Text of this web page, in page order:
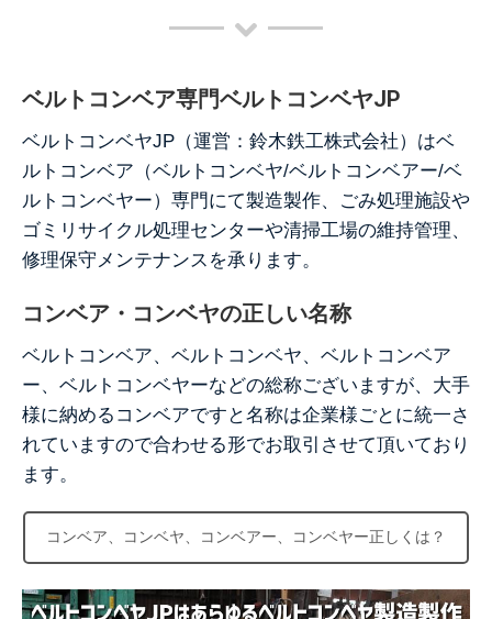
ベルトコンベア専門ベルトコンベヤJP
ベルトコンベヤJP（運営：鈴木鉄工株式会社）はベ
ルトコンベア（ベルトコンベヤ/ベルトコンベアー/ベ
ルトコンベヤー）専門にて製造製作、ごみ処理施設や
ゴミリサイクル処理センターや清掃工場の維持管理、
修理保守メンテナンスを承ります。
コンベア・コンベヤの正しい名称
ベルトコンベア、ベルトコンベヤ、ベルトコンベア
ー、ベルトコンベヤーなどの総称ございますが、大手
様に納めるコンベアですと名称は企業様ごとに統一さ
れていますので合わせる形でお取引させて頂いており
ます。
コンベア、コンベヤ、コンベアー、コンベヤー正しくは？